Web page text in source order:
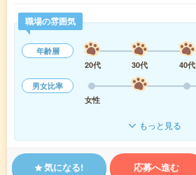
職場の雰囲気
年齢層
20代
30代 40代
男女比率
女性
もっと見る
気になる! 応募へ進む